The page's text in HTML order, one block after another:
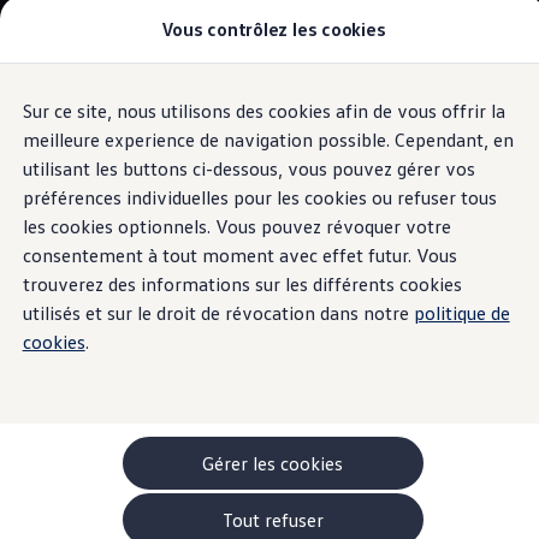
Vous contrôlez les cookies
Sur ce site, nous utilisons des cookies afin de vous offrir la
meilleure experience de navigation possible. Cependant, en
utilisant les buttons ci-dessous, vous pouvez gérer vos
préférences individuelles pour les cookies ou refuser tous
les cookies optionnels. Vous pouvez révoquer votre
consentement à tout moment avec effet futur. Vous
trouverez des informations sur les différents cookies
utilisés et sur le droit de révocation dans notre politique de
cookies.
Tout refuser
Gérer les cookies
Aller au
contenu
principal
Aller
au
pied
de
page
Modèles et configurateur
Offres pour particuliers
ID. Polo
ID.3 Neo
T-Roc
T-Cross
Taigo
Golf
Tiguan
Tayron
ID.3 GTX FIRE+ICE
Brochure promotionelle
Véhicules en stock
Véhicules d'occasions
-> Volkswagen Financial Services (Leasing)
Listes de prix
Profils de conduite
Sélectionnez votre
profil